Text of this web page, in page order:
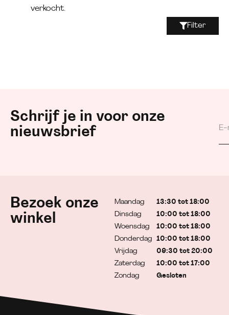
verkocht.
Filter
Schrijf je in voor onze
nieuwsbrief
Bezoek onze
winkel
Maandag
Dinsdag
Woensdag
Donderdag
Vrijdag
Zaterdag
Zondag
13:30 tot 18:00
10:00 tot 18:00
10:00 tot 18:00
10:00 tot 18:00
09:30 tot 20:00
10:00 tot 17:00
Gesloten